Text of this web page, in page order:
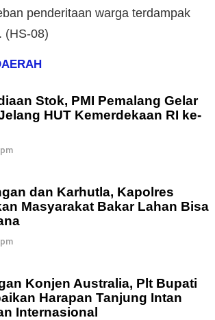
penderitaan warga terdampak
(HS-08)
Stok, PMI Pemalang Gelar
HUT Kemerdekaan RI ke-
dan Karhutla, Kapolres
Masyarakat Bakar Lahan Bisa
Konjen Australia, Plt Bupati
Harapan Tanjung Intan
Internasional